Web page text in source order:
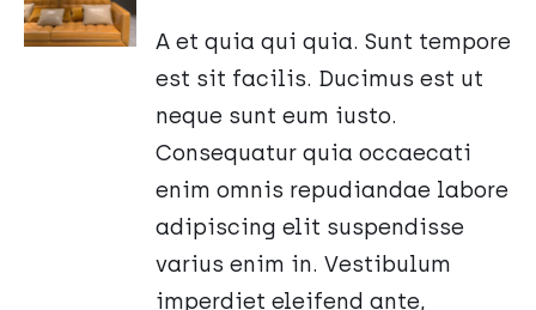
/
SZCZEGÓŁY
A et quia qui quia. Sunt tempore
est sit facilis. Ducimus est ut
neque sunt eum iusto.
Consequatur quia occaecati
enim omnis repudiandae labore
adipiscing elit suspendisse
varius enim in. Vestibulum
imperdiet eleifend ante,